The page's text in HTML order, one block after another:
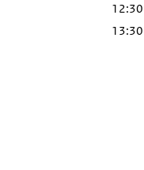
12:30
13:30